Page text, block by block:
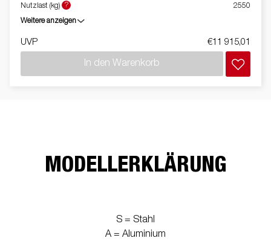
Nutzlast (kg)
? 2550
Weitere anzeigen
UVP €11 915,01
In den Warenkorb
MODELLERKLÄRUNG
S = Stahl
A = Aluminium